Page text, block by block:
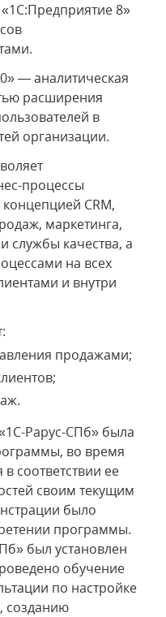
8»
— аналитическая
расширения
в
организации.
процессы
CRM,
маркетинга,
службы качества, а
на всех
и внутри
продажами;
Рарус-СПб» была
во время
соответствии ее
своим текущим
было
программы.
был установлен
обучение
по настройке
созданию